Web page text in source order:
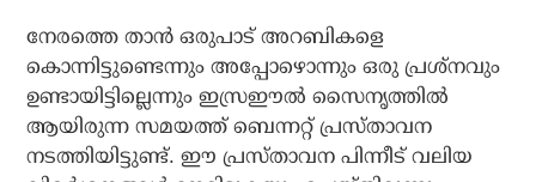
നേരത്തെ താന്‍ ഒരുപാട് അറബികളെ
കൊന്നിട്ടുണ്ടെന്നും അപ്പോഴൊന്നും ഒരു പ്രശ്നവും
ഉണ്ടായിട്ടില്ലെന്നും ഇസ്രഈല്‍ സൈനൃത്തില്‍
ആയിരുന്ന സമയത്ത് ബെന്നറ്റ് പ്രസ്താവന
നടത്തിയിട്ടുണ്ട്. ഈ പ്രസ്താവന പിന്നീട് വലിയ